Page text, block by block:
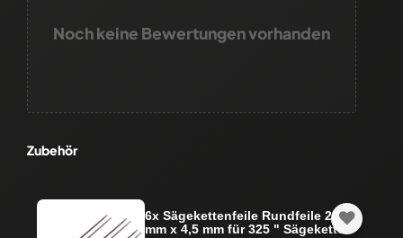
Noch keine Bewertungen vorhanden
Zubehör
6x Sägekettenfeile Rundfeile 200
mm x 4,5 mm für 325 " Sägekette